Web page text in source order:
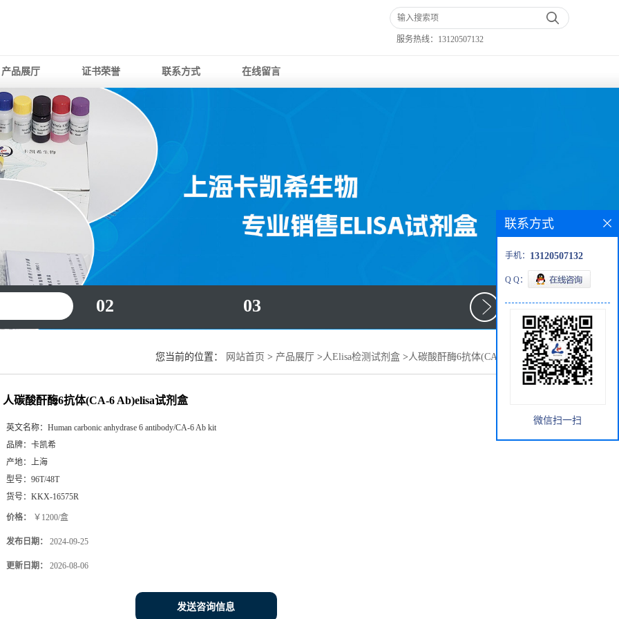
服务热线： 13120507132
产品展厅 证书荣誉 联系方式 在线留言
02 03
您当前的位置： 网站首页 > 产品展厅 >人Elisa检测试剂盒 >人碳酸酐酶6抗体(CA-6 Ab)elisa试剂盒
人碳酸酐酶6抗体(CA-6 Ab)elisa试剂盒
英文名称： Human carbonic anhydrase 6 antibody/CA-6 Ab kit
品牌： 卡凯希
产地： 上海
型号： 96T/48T
货号： KKX-16575R
价格： ￥1200/盒
发布日期： 2024-09-25
更新日期： 2026-08-06
发送咨询信息
联系方式
手机： 13120507132
Q Q：
微信扫一扫